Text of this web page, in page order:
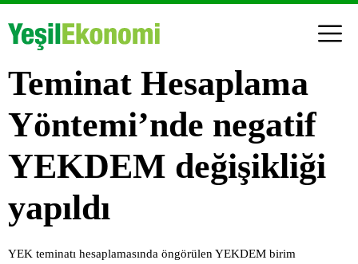
Teminat Hesaplama
Yöntemi’nde negatif
YEKDEM değişikliği
yapıldı
YEK teminatı hesaplamasında öngörülen YEKDEM birim